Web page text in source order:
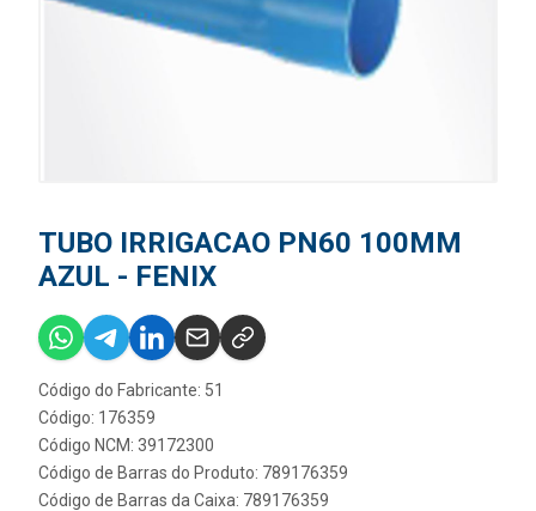
TUBO IRRIGACAO PN60 100MM
AZUL - FENIX
Código do Fabricante: 51
Código: 176359
Código NCM: 39172300
Código de Barras do Produto: 789176359
Código de Barras da Caixa: 789176359